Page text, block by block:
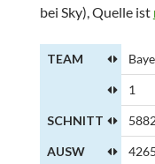
bei Sky), Quelle ist
TEAM
SCHNITT
AUSW
1